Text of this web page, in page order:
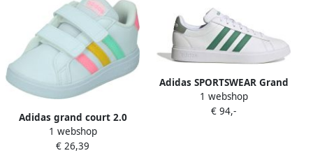
Adidas grand court 2.0
sneakers wit roze kinderen
1 webshop
€ 26,39
Adidas SPORTSWEAR Grand
Court 2.0 Sneakers White 6
1 webshop
€ 94,-